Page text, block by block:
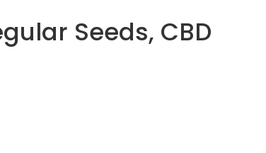
Seeds, CBD